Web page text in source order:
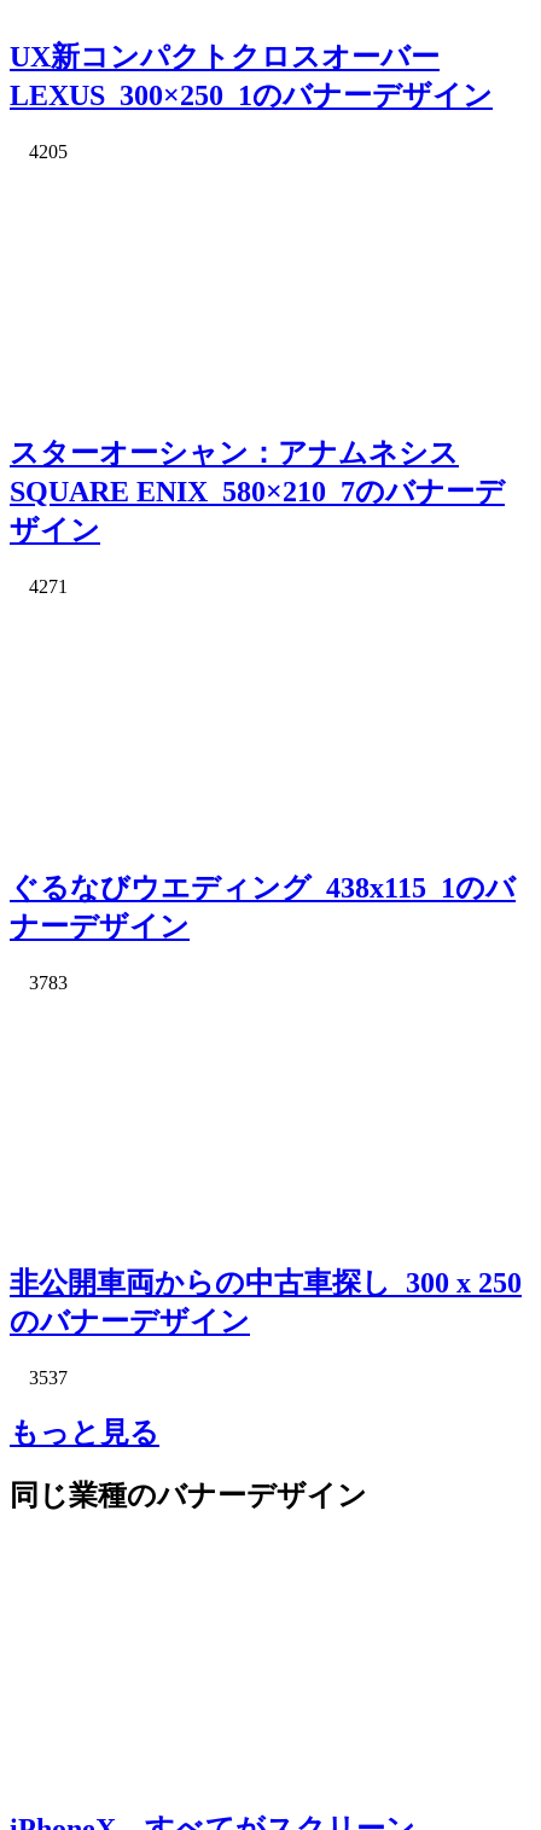
UX新コンパクトクロスオーバー
LEXUS_300×250_1のバナーデザイン
4205
スターオーシャン：アナムネシス
SQUARE ENIX_580×210_7のバナーデ
ザイン
4271
ぐるなびウエディング_438x115_1のバ
ナーデザイン
3783
非公開車両からの中古車探し_300 x 250
のバナーデザイン
3537
もっと見る
同じ業種のバナーデザイン